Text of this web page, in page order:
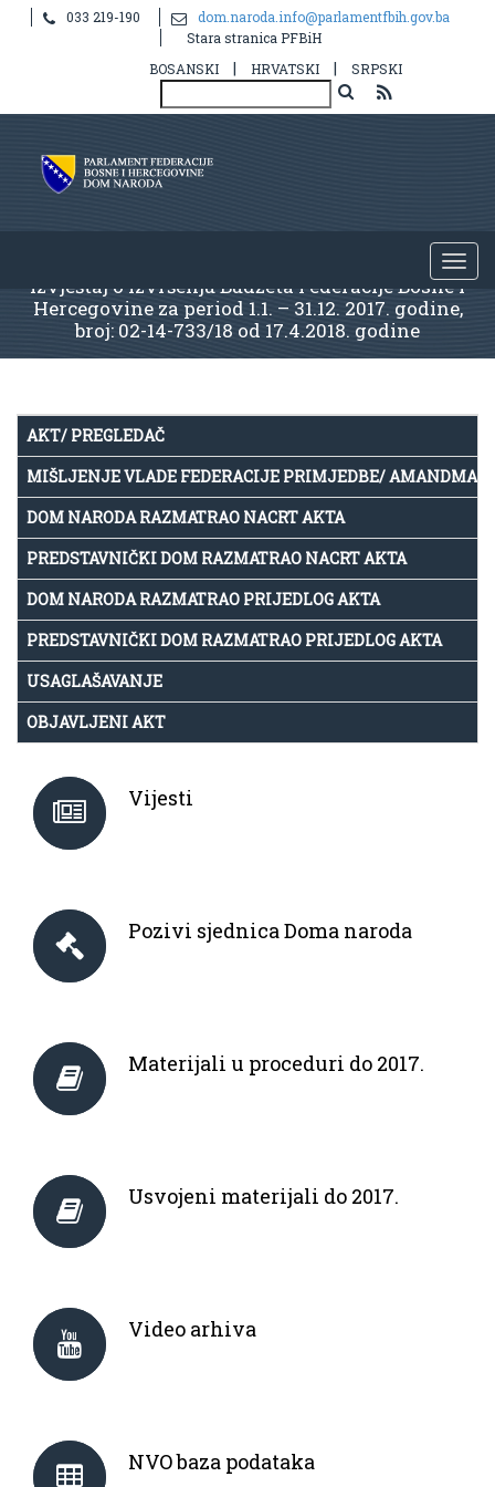
033 219-190
dom.naroda.info@parlamentfbih.gov.ba
Stara stranica PFBiH
BOSANSKI
| HRVATSKI | SRPSKI
Izvještaj o izvršenju Budžeta Federacije Bosne i
Hercegovine za period 1.1. – 31.12. 2017. godine,
broj: 02-14-733/18 od 17.4.2018. godine
AKT/ PREGLEDAČ
MIŠLJENJE VLADE FEDERACIJE PRIMJEDBE/
DOM NARODA RAZMATRAO NACRT AKTA
PREDSTAVNIČKI DOM RAZMATRAO NACRT AKTA
DOM NARODA RAZMATRAO PRIJEDLOG AKTA
PREDSTAVNIČKI DOM RAZMATRAO PRIJEDLOG AKTA
USAGLAŠAVANJE
OBJAVLJENI AKT
Vijesti
Pozivi sjednica Doma naroda
Materijali u proceduri do 2017.
Usvojeni materijali do 2017.
Video arhiva
NVO baza podataka